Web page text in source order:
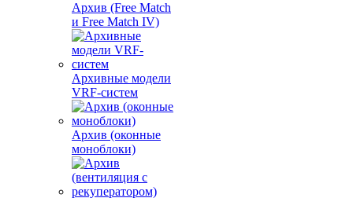
Архив (Free Match
и Free Match IV)
Архивные модели
VRF-систем
Архив (оконные
моноблоки)